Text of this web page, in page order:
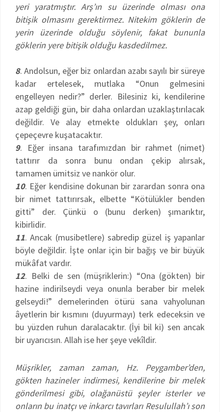
yeri yaratmıştır. Arş’ın su üzerinde olması ona
bitişik olmasını gerektirmez. Nitekim göklerin de
yerin üzerinde olduğu söylenir, fakat bununla
göklerin yere bitişik olduğu kasdedilmez.
8. Andolsun, eğer biz onlardan azabı sayılı bir süreye
kadar ertelesek, mutlaka “Onun gelmesini
engelleyen nedir?” derler. Bilesiniz ki, kendilerine
azap geldiği gün, bir daha onlardan uzaklaştırılacak
değildir. Ve alay etmekte oldukları şey, onları
çepeçevre kuşatacaktır.
9. Eğer insana tarafımızdan bir rahmet (nimet)
tattırır da sonra bunu ondan çekip alırsak,
tamamen ümitsiz ve nankör olur.
10. Eğer kendisine dokunan bir zarardan sonra ona
bir nimet tattırırsak, elbette “Kötülükler benden
gitti” der. Çünkü o (bunu derken) şımarıktır,
kibirlidir.
11. Ancak (musibetlere) sabredip güzel iş yapanlar
böyle değildir. İşte onlar için bir bağış ve bir büyük
mükâfat vardır.
12. Belki de sen (müşriklerin:) “Ona (gökten) bir
hazine indirilseydi veya onunla beraber bir melek
gelseydi!” demelerinden ötürü sana vahyolunan
âyetlerin bir kısmını (duyurmayı) terk edeceksin ve
bu yüzden ruhun daralacaktır. (İyi bil ki) sen ancak
bir uyarıcısın. Allah ise her şeye vekîldir.
Müşrikler, zaman zaman, Hz. Peygamber’den,
gökten hazineler indirmesi, kendilerine bir melek
gönderilmesi gibi, olağanüstü şeyler isterler ve
onların bu inatçı ve inkarcı tavırları Resulullah’ı son